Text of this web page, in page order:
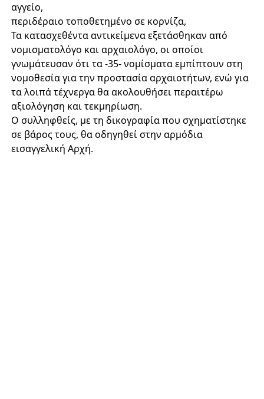
αγγείο,
περιδέραιο τοποθετημένο σε κορνίζα,
Τα κατασχεθέντα αντικείμενα εξετάσθηκαν από
νομισματολόγο και αρχαιολόγο, οι οποίοι
γνωμάτευσαν ότι τα -35- νομίσματα εμπίπτουν στη
νομοθεσία για την προστασία αρχαιοτήτων, ενώ για
τα λοιπά τέχνεργα θα ακολουθήσει περαιτέρω
αξιολόγηση και τεκμηρίωση.
Ο συλληφθείς, με τη δικογραφία που σχηματίστηκε
σε βάρος τους, θα οδηγηθεί στην αρμόδια
εισαγγελική Αρχή.